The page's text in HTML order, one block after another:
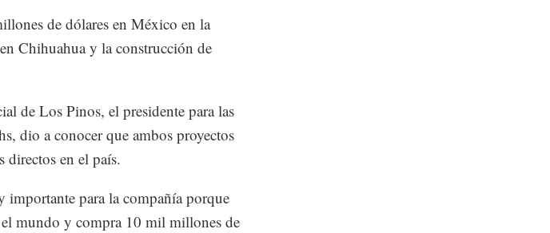
de dólares en México en la
Chihuahua y la construcción de
de Los Pinos, el presidente para las
dio a conocer que ambos proyectos
directos en el país.
para la compañía porque
mundo y compra 10 mil millones de